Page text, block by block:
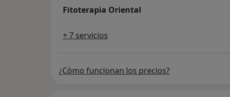
Fitoterapia Oriental
+ 7 servicios
¿Cómo funcionan los precios?